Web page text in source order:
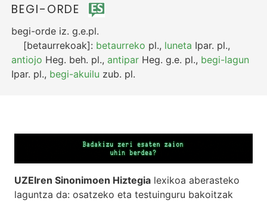
BEGI-ORDE
begi-orde iz. g.e.pl.
[betaurrekoak]: betaurreko pl., luneta Ipar. pl.,
antiojo Heg. beh. pl.,antipar Heg. g.e. pl., begi-lagun
Ipar. pl., begi-akuilu zub. pl.
UZEIren Sinonimoen Hiztegia lexikoa aberasteko
laguntza da: osatzeko eta testuinguru bakoitzak